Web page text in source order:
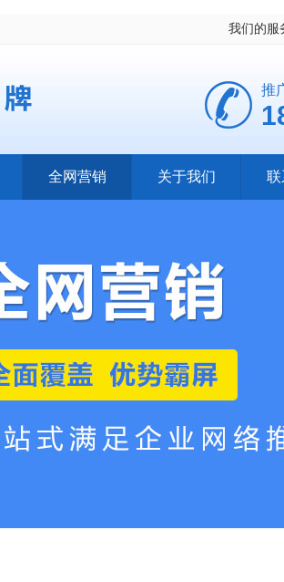
我们的服
推
全网营销 关于我们 联